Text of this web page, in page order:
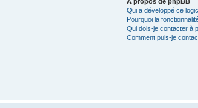
Qui a développé ce
Pourquoi la
Qui dois-je contacter à
Comment puis-je